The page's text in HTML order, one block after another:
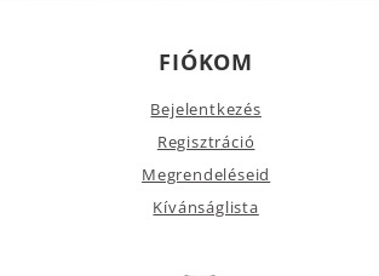
FIÓKOM
Bejelentkezés
Regisztráció
Megrendeléseid
Kívánságlista